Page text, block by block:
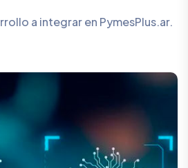
a integrar en PymesPlus.ar.